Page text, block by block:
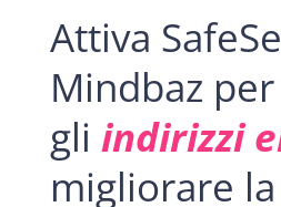
Attiva
Mindbaz
gli indirizzi
migliorare